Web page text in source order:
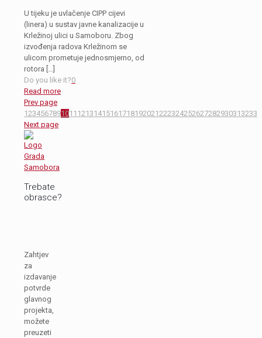
U tijeku je uvlačenje CIPP cijevi
(linera) u sustav javne kanalizacije u
Krležinoj ulici u Samoboru. Zbog
izvođenja radova Krležinom se
ulicom prometuje jednosmjerno, od
rotora […]
Do you like it?0
Read more
Prev page
1234567891011 12131415161718192021222324252627282930313233
Next page
Trebate
obrasce?
Zahtjev
za
izdavanje
potvrde
glavnog
projekta,
možete
preuzeti